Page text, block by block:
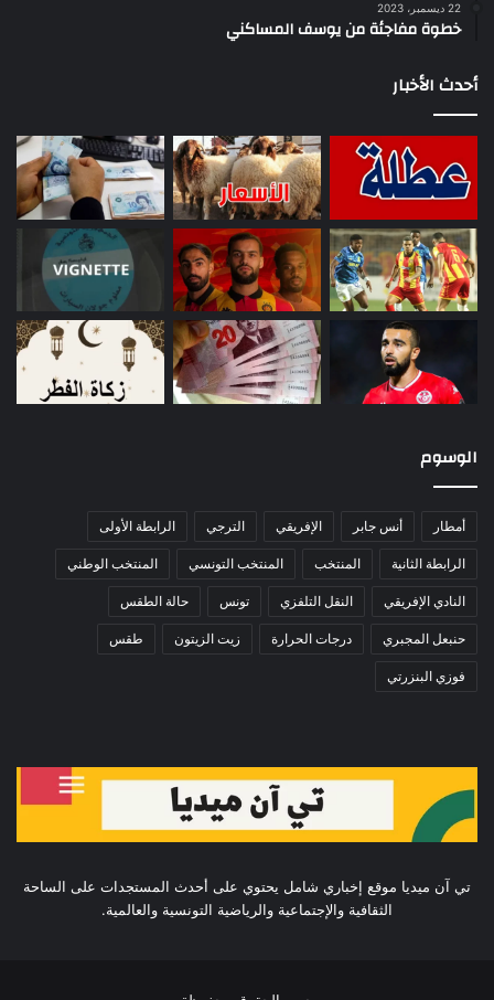
22 ديسمبر، 2023
خطوة مفاجئة من يوسف المساكني
أحدث الأخبار
الوسوم
أمطار أنس جابر الإفريقي الترجي الرابطة الأولى
الرابطة الثانية المنتخب المنتخب التونسي المنتخب الوطني
النادي الإفريقي النقل التلفزي تونس حالة الطقس
حنبعل المجبري درجات الحرارة زيت الزيتون طقس
فوزي البنزرتي
تي آن ميديا موقع إخباري شامل يحتوي على أحدث المستجدات على الساحة
الثقافية والإجتماعية والرياضية التونسية والعالمية.